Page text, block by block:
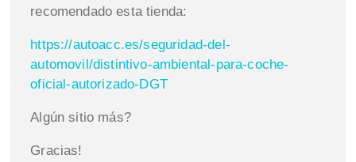
recomendado esta tienda:
https://autoacc.es/seguridad-del-
automovil/distintivo-ambiental-para-coche-
oficial-autorizado-DGT
Algún sitio más?
Gracias!